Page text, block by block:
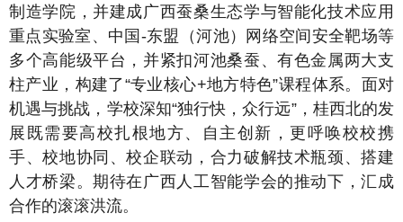
制造学院，并建成广西蚕桑生态学与智能化技术应用
重点实验室、中国-东盟（河池）网络空间安全靶场等
多个高能级平台，并紧扣河池桑蚕、有色金属两大支
柱产业，构建了“专业核心+地方特色”课程体系。面对
机遇与挑战，学校深知“独行快，众行远”，桂西北的发
展既需要高校扎根地方、自主创新，更呼唤校校携
手、校地协同、校企联动，合力破解技术瓶颈、搭建
人才桥梁。期待在广西人工智能学会的推动下，汇成
合作的滚滚洪流。